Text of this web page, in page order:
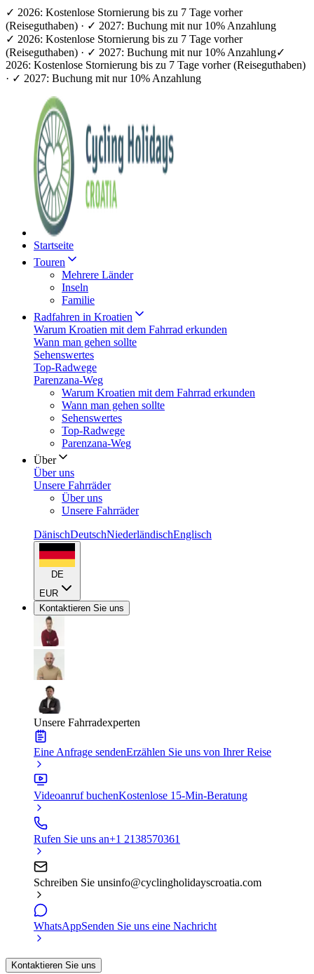
✓ 2026: Kostenlose Stornierung bis zu 7 Tage vorher
(Reiseguthaben) · ✓ 2027: Buchung mit nur 10% Anzahlung
✓ 2026: Kostenlose Stornierung bis zu 7 Tage vorher
(Reiseguthaben) · ✓ 2027: Buchung mit nur 10% Anzahlung✓
2026: Kostenlose Stornierung bis zu 7 Tage vorher (Reiseguthaben)
· ✓ 2027: Buchung mit nur 10% Anzahlung
Startseite
Touren
Mehrere Länder
Inseln
Familie
Radfahren in Kroatien
Warum Kroatien mit dem Fahrrad erkunden
Wann man gehen sollte
Sehenswertes
Top-Radwege
Parenzana-Weg
Warum Kroatien mit dem Fahrrad erkunden
Wann man gehen sollte
Sehenswertes
Top-Radwege
Parenzana-Weg
Über
Über uns
Unsere Fahrräder
Über uns
Unsere Fahrräder
DänischDeutschNiederländischEnglisch
DE
EUR
Kontaktieren Sie uns
Unsere Fahrradexperten
Eine Anfrage sendenErzählen Sie uns von Ihrer Reise
Videoanruf buchenKostenlose 15-Min-Beratung
Rufen Sie uns an+1 2138570361
Schreiben Sie unsinfo@cyclingholidayscroatia.com
WhatsAppSenden Sie uns eine Nachricht
Kontaktieren Sie uns